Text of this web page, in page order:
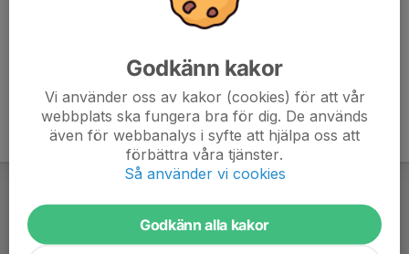
Godkänn kakor
Vi använder oss av kakor (cookies) för att vår
webbplats ska fungera bra för dig. De används
även för webbanalys i syfte att hjälpa oss att
förbättra våra tjänster.
Så använder vi cookies
Godkänn alla kakor